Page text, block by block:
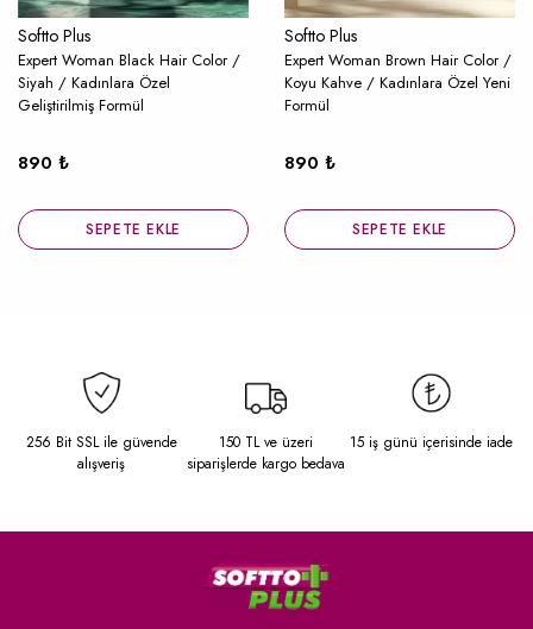
Softto Plus
Expert Woman Black Hair Color /
Siyah / Kadınlara Özel
Geliştirilmiş Formül
890 ₺
SEPETE EKLE
Softto Plus
Expert Woman Brown Hair Color /
Koyu Kahve / Kadınlara Özel Yeni
Formül
890 ₺
SEPETE EKLE
256 Bit SSL ile güvende
alışveriş
150 TL ve üzeri
siparişlerde kargo bedava
15 iş günü içerisinde iade